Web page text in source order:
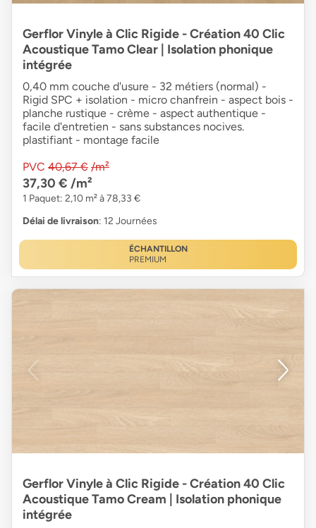
Gerflor Vinyle à Clic Rigide - Création 40 Clic
Acoustique Tamo Clear | Isolation phonique
intégrée
0,40 mm couche d'usure - 32 métiers (normal) -
Rigid SPC + isolation - micro chanfrein - aspect bois -
planche rustique - crème - aspect authentique -
facile d'entretien - sans substances nocives.
plastifiant - montage facile
PVC 40,67 € /m²
37,30 € /m²
1 Paquet: 2,10 m² à 78,33 €
Délai de livraison: 12 Journées
ÉCHANTILLON
PREMIUM
Gerflor Vinyle à Clic Rigide - Création 40 Clic
Acoustique Tamo Cream | Isolation phonique
intégrée